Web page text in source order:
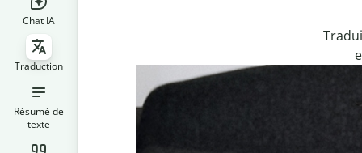
Chat IA
Traduction
Résumé de
texte